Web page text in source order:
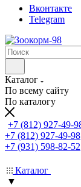
Вконтакте
Telegram
Каталог
По всему сайту
По каталогу
+7 (812) 927-49-
+7 (812) 927-49-98
+7 (931) 598-82-52
Каталог
▼